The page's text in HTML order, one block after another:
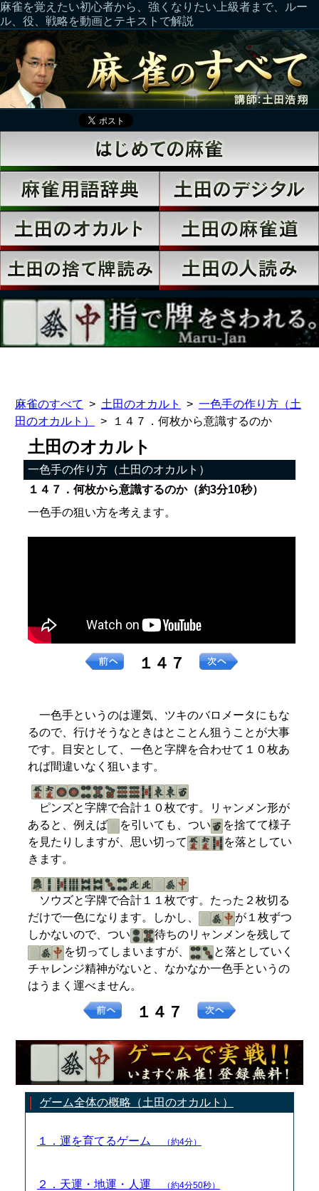
麻雀を覚えたい初心者から、強くなりたい上級者まで、ルー
ル、役、戦略を動画とテキストで解説
麻雀のすべて 土田のオカルト
一色手の作り方（土
田のオカルト）
１４７．何枚から意識するのか
土田のオカルト
一色手の作り方（土田のオカルト）
１４７．何枚から意識するのか（約3分10秒）
一色手の狙い方を考えます。
１４７
一色手というのは運気、ツキのバロメータにもな
るので、行けそうなときはとことん狙うことが大事
です。目安として、一色と字牌を合わせて１０枚あ
れば間違いなく狙います。
ピンズと字牌で合計１０枚です。リャンメン形が
あると、例えば
を引いても、つい
を捨てて様子
を見たりしますが、思い切って
を落としてい
きます。
ソウズと字牌で合計１１枚です。たった２枚切る
だけで一色になります。しかし、
が１枚ずつ
しかないので、つい
待ちのリャンメンを残して
を切ってしまいますが、
と落としていく
チャレンジ精神がないと、なかなか一色手というの
はうまく運べません。
１４７
ゲーム全体の概略（土田のオカルト）
１．運を育てるゲーム （約4分）
２．天運・地運・人運 （約4分50秒）